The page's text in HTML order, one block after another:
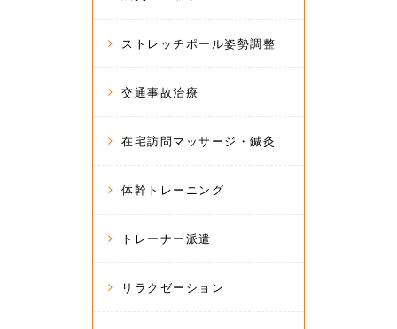
ストレッチポール姿勢調整
交通事故治療
在宅訪問マッサージ・鍼灸
体幹トレーニング
トレーナー派遣
リラクゼーション